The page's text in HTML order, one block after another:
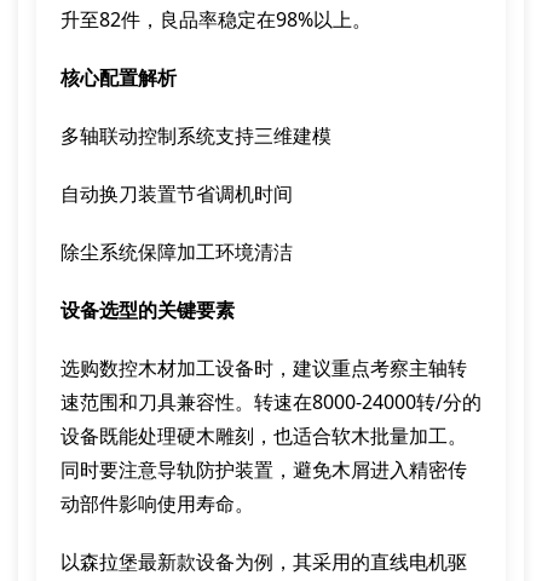
升至82件，良品率稳定在98%以上。
核心配置解析
多轴联动控制系统支持三维建模
自动换刀装置节省调机时间
除尘系统保障加工环境清洁
设备选型的关键要素
选购数控木材加工设备时，建议重点考察主轴转
速范围和刀具兼容性。转速在8000-24000转/分的
设备既能处理硬木雕刻，也适合软木批量加工。
同时要注意导轨防护装置，避免木屑进入精密传
动部件影响使用寿命。
以森拉堡最新款设备为例，其采用的直线电机驱